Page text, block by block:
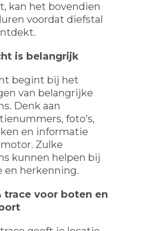
kan het bovendien
voordat diefstal
is belangrijk
begint bij het
van belangrijke
Denk aan
foto’s,
en informatie
Zulke
kunnen helpen bij
en herkenning.
trace voor boten en